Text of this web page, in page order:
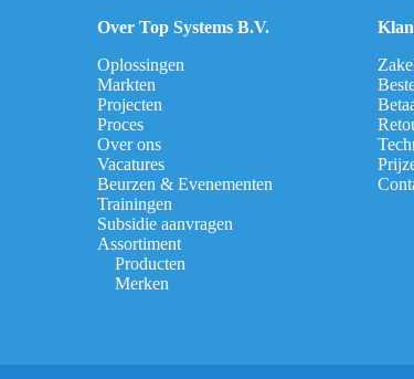
Over Top Systems B.V.
Oplossingen
Markten
Projecten
Proces
Over ons
Vacatures
Beurzen & Evenementen
Trainingen
Subsidie aanvragen
Assortiment
Producten
Merken